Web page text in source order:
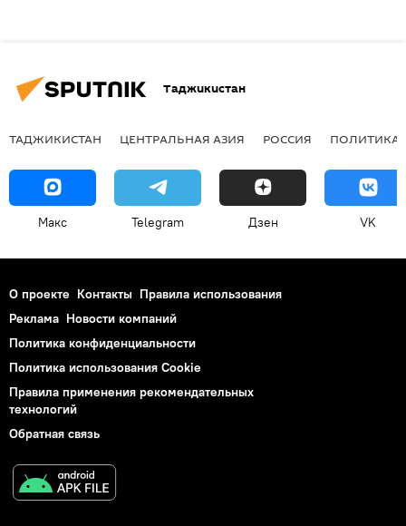
Таджикистан
ТАДЖИКИСТАН ЦЕНТРАЛЬНАЯ АЗИЯ РОССИЯ ПОЛИТИКА
Макс Telegram Дзен VK
О проекте Контакты Правила использования
Реклама Новости компаний
Политика конфиденциальности
Политика использования Cookie
Правила применения рекомендательных
технологий
Обратная связь